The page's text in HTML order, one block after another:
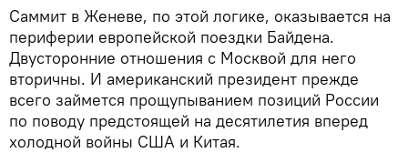
Саммит в Женеве, по этой логике, оказывается на
периферии европейской поездки Байдена.
Двусторонние отношения с Москвой для него
вторичны. И американский президент прежде
всего займется прощупыванием позиций России
по поводу предстоящей на десятилетия вперед
холодной войны США и Китая.